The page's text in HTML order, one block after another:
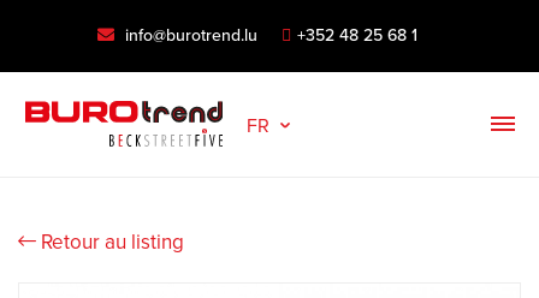
info@burotrend.lu +352 48 25 68 1
FR
Retour au listing